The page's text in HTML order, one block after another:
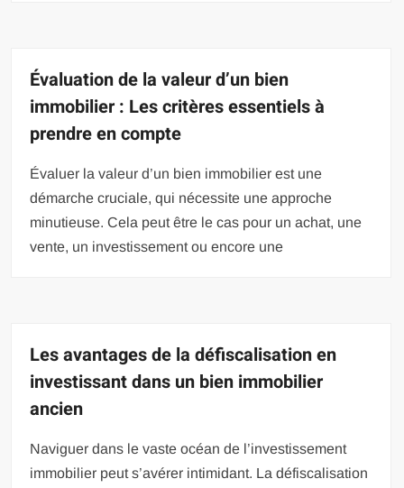
Évaluation de la valeur d’un bien
immobilier : Les critères essentiels à
prendre en compte
Évaluer la valeur d’un bien immobilier est une
démarche cruciale, qui nécessite une approche
minutieuse. Cela peut être le cas pour un achat, une
vente, un investissement ou encore une
Les avantages de la défiscalisation en
investissant dans un bien immobilier
ancien
Naviguer dans le vaste océan de l’investissement
immobilier peut s’avérer intimidant. La défiscalisation